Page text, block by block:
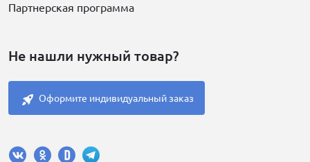
Партнерская программа
Не нашли нужный товар?
Оформите индивидуальный заказ